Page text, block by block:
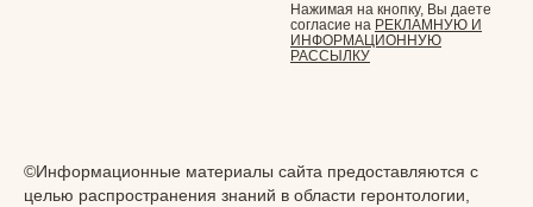
Нажимая на кнопку, Вы даете
согласие на РЕКЛАМНУЮ И
ИНФОРМАЦИОННУЮ
РАССЫЛКУ
©Информационные материалы сайта предоставляются с
целью распространения знаний в области геронтологии,